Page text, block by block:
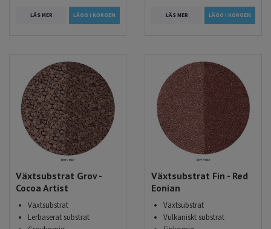
LÄS MER LÄGG I KORGEN LÄS MER LÄGG I KORGEN
Växtsubstrat Grov -
Cocoa Artist
Växtsubstrat
Lerbaserat substrat
Växtsubstrat Fin - Red
Eonian
Växtsubstrat
Vulkaniskt substrat